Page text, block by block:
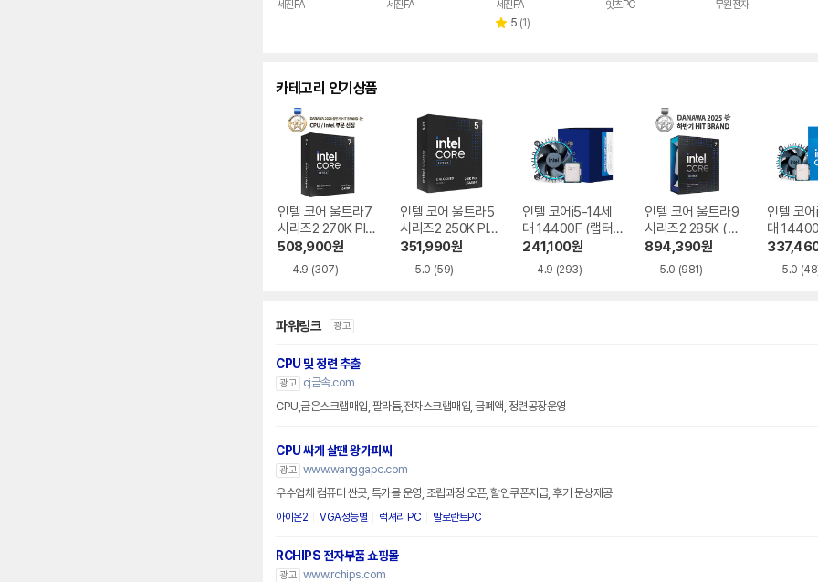
세진FA
세진FA
세진FA
별 5 리
(1)
잇츠PC
무원전자
카테고리 인기상품
인텔 코어 울트라7
시리즈2 270K Plu
s (애로우레이크 리
프레시)
508,900원
4.9 (307)
인텔 코어 울트라5
시리즈2 250K Plu
s (애로우레이크 리
프레시)
351,990원
5.0 (59)
인텔 코어i5-14세
대 14400F (랩터
레이크 리프레시)
241,100원
4.9 (293)
인텔 코어 울트라9
시리즈2 285K (애
로우레이크)
894,390원
5.0 (981)
인텔 코
대
이크 리
5.0
파워링크 광고
CPU 및 정련 추출
광고
cj금속.com
CPU,금은스크랩매입, 팔라듐,전자스크랩매입, 금폐액, 정련공장운영
CPU 싸게 살땐 왕가피씨
광고 www.wanggapc.com
우수업체 컴퓨터 싼곳, 특가몰 운영, 조립과정 오픈, 할인쿠폰지급, 후기 문상제공
아이온2 VGA성능별 럭셔리 PC 발로란트PC
RCHIPS 전자부품 쇼핑몰
광고 www.rchips.com